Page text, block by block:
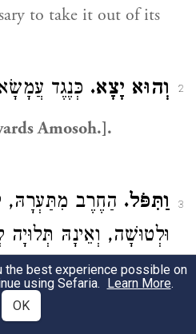
to take it out of its
2 וְהוּא יָצָא. כְּנֶגֶד
Amosoh.].
3 וַתִּפֹּל. הַחֶרֶב מִתַּעְרָהּ,
וּלְטוּשָׁה, וְאֵינָהּ תְּלוּיָה
לְרֹחַב מָתְנָיו, וּכְמְעַט
הָאָרֶץ, נָפְלָה מִתַּעְרָהּ
the best experience possible on
using Sefaria. Learn More.
OK